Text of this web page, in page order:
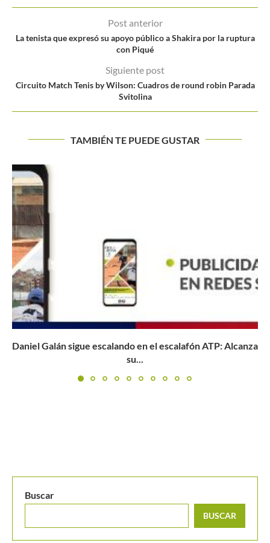
Post anterior
La tenista que expresó su apoyo público a Shakira por la ruptura
con Piqué
Siguiente post
Circuito Match Tenis by Wilson: Cuadros de round robin Parada
Svitolina
TAMBIÉN TE PUEDE GUSTAR
Madison Keys: “En parte, las apuestas deportivas nos dan
trabajo”
Buscar
BUSCAR